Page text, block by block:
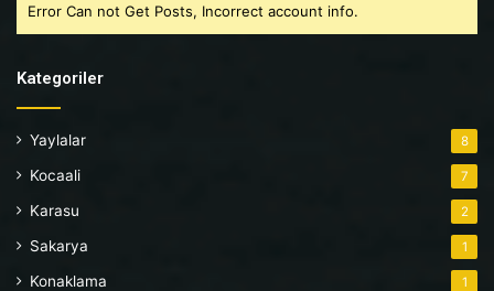
Error Can not Get Posts, Incorrect account info.
Kategoriler
Yaylalar 8
Kocaali 7
Karasu 2
Sakarya 1
Konaklama 1